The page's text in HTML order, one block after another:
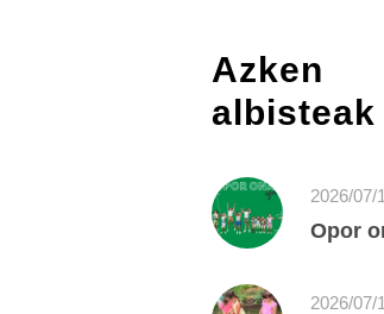
Azken
albisteak
2026/07/
Opor
2026/07/